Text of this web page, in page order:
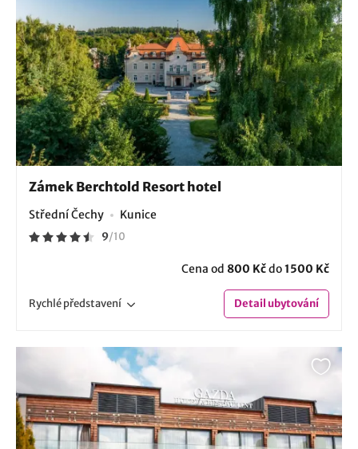
Zámek Berchtold Resort hotel
Střední Čechy Kunice
9/10
Cena od 800 Kčdo1500 Kč
Rychlépředstavení Detailubytování